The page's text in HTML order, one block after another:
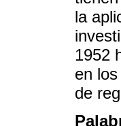
la
1952
en
de